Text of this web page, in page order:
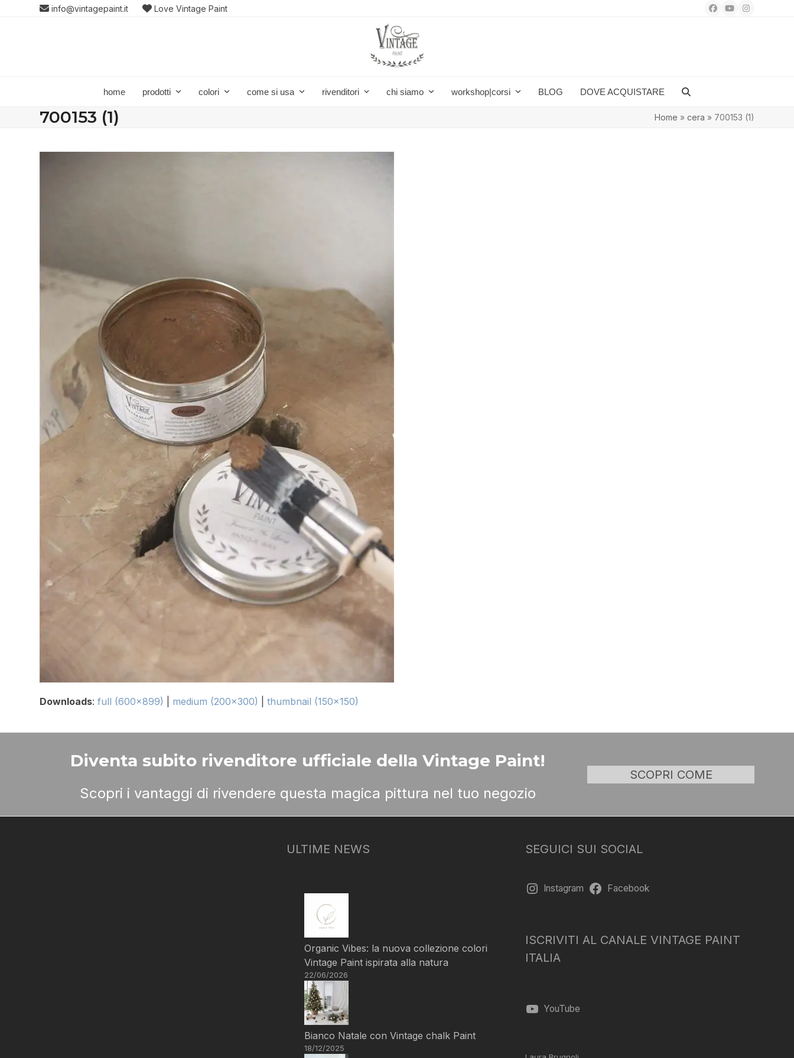
info@vintagepaint.it Love Vintage Paint Facebook
YouTubeInstagram
home prodotti colori come si usa rivenditori chi siamo workshop|corsi BLOG DOVE ACQUISTARE
700153 (1) Home » cera » 700153 (1)
Downloads:full (600x899) medium (200x300) |thumbnail (150x150)
Diventa subito rivenditore ufficiale della Vintage Paint!
Scopri i vantaggi di rivendere questa magica pittura nel tuo negozio
SCOPRI COME
ULTIME NEWS
Organic Vibes: la nuova collezione colori
Vintage Paint ispirata alla natura
22/06/2026
Bianco Natale con Vintage chalk Paint
18/12/2025
SEGUICI SUI SOCIAL
Instagram Facebook
ISCRIVITI AL CANALE VINTAGE PAINT
ITALIA
YouTube